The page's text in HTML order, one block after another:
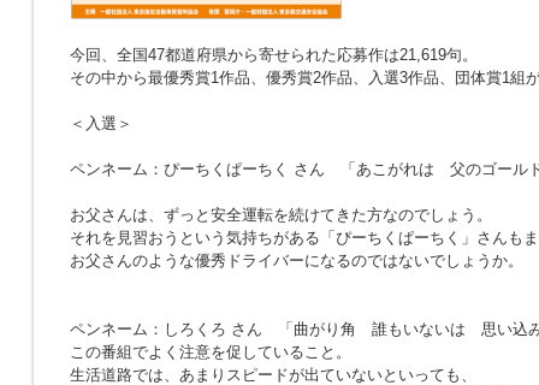
今回、全国47都道府県から寄せられた応募作は21,619句。
その中から最優秀賞1作品、優秀賞2作品、入選3作品、団体賞1組
＜入選＞
ペンネーム：ぴーちくぱーちく さん 「あこがれは 父のゴール
お父さんは、ずっと安全運転を続けてきた方なのでしょう。
それを見習おうという気持ちがある「ぴーちくぱーちく」さんも
お父さんのような優秀ドライバーになるのではないでしょうか。
ペンネーム：しろくろ さん
「曲がり角 誰もいないは 思い込
この番組でよく注意を促していること。
生活道路では、あまりスピードが出ていないといっても、